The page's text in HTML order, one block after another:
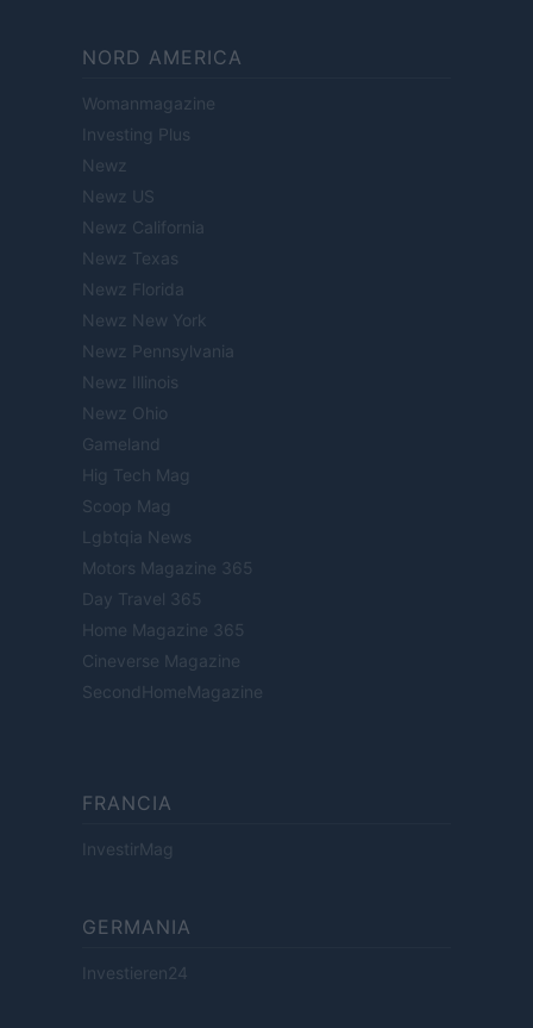
NORD AMERICA
Womanmagazine
Investing Plus
Newz
Newz US
Newz California
Newz Texas
Newz Florida
Newz New York
Newz Pennsylvania
Newz Illinois
Newz Ohio
Gameland
Hig Tech Mag
Scoop Mag
Lgbtqia News
Motors Magazine 365
Day Travel 365
Home Magazine 365
Cineverse Magazine
SecondHomeMagazine
FRANCIA
InvestirMag
GERMANIA
Investieren24